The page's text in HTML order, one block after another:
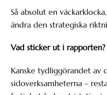
Så absolut en
ändra den strategiska
Vad sticker ut i rapporten?
Kanske tydliggörandet av
sidoverksamheterna –